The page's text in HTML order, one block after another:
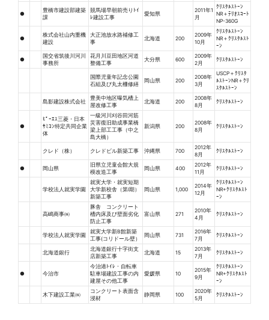
●
豊橋市建設部建築
課
競馬場早朝前売りﾄｲ
ﾚ建設工事
愛知県
2011年1
月
ｸﾘｽﾀﾙｽﾄｰﾝ
NR＋ﾃﾘｵｽｺｰﾄ
NP-360G
●
株式会社山内重機
建設
大正池放水路補修工
事
北海道 200
2009年
10月
ｸﾘｽﾀﾙｽﾄｰﾝ
NR＋ｸﾘｽﾀﾙｽﾄ
ｰﾝ
●
国交省筑後川河川
事務所
花月川豆田地区河道
整備工事
大分県 600
2009年
2月
ｸﾘｽﾀﾙｽﾄｰﾝ
国際児童年記念公園
石組及び丸太柵修繕
岡山県 200
2008年
3月
USCP＋ｸﾘｽﾀ
ﾙｽﾄｰﾝNR＋ｸﾘ
ｽﾀﾙｽﾄｰﾝ
島影建設株式会社
豊美中地区曝気槽上
屋改修工事
北海道 200
2008年
8月
ｸﾘｽﾀﾙｽﾄｰﾝ
●
ﾋﾟｰｴｽ三菱・日本
ｻﾐｺﾝ特定共同企業
体
一級河川刈谷田河筋
災害復旧助成事業橋
梁上部工工事（中之
島大橋）
新潟県 200
2008年
8月
ｸﾘｽﾀﾙｽﾄｰﾝ
クレド（株） クレドビル新築工事 沖縄県 700
2012年
8月
ｸﾘｽﾀﾙｽﾄｰﾝ
● 岡山県
旧県立児童会館大規
模改造工事
岡山県 400
2012年
11月
ｸﾘｽﾀﾙｽﾄｰﾝ
学校法人就実学園
就実大学・就実短期
大学新校舎（第Ⅰ期）
新築工事
岡山県 1,000
2014年
12月
ｸﾘｽﾀﾙｽﾄｰﾝ
NR+ｸﾘｽﾀﾙｽﾄ
ｰﾝ
高嶋商事㈱
豚舎 コンクリート
槽内床及び壁面劣化
防止工事
富山県 271
2010年
4月
ｸﾘｽﾀﾙｽﾄｰﾝ
学校法人就実学園
就実大学新B館新築
工事(コリドール壁）
岡山県 731
2016年
7月
ｸﾘｽﾀﾙｽﾄｰﾝ
北海道銀行
北海道銀行十字街支
店新築工事
北海道 15
2013年
7月
ｸﾘｽﾀﾙｽﾄｰﾝ
● 今治市
今治港ﾄｲﾚ・自転車
駐車場建設工事の内
建屋その他工事
愛媛県 10
2015年
9月
ｸﾘｽﾀﾙｽﾄｰﾝ
NR+ｸﾘｽﾀﾙｽﾄ
ｰﾝ
木下建設工業㈱
コンクリート表面含
浸材
静岡県 100
2020年
5月
ｸﾘｽﾀﾙｽﾄｰﾝ